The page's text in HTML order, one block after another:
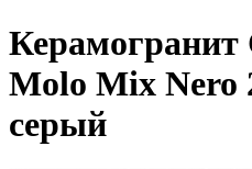
Molo Mix Nero
серый